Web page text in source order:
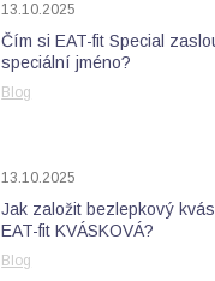
13.10.2025
Čím si EAT-fit Special
speciální jméno?
Blog
13.10.2025
Jak založit bezlepkový
EAT-fit KVÁSKOVÁ?
Blog